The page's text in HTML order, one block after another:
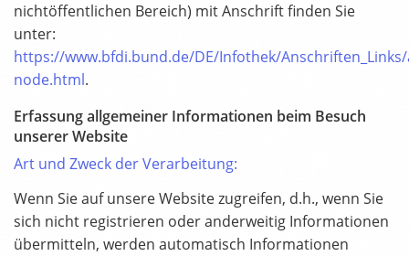
nichtöffentlichen Bereich) mit Anschrift finden Sie
unter:
https://www.bfdi.bund.de/DE/Infothek/
node.html.
Erfassung allgemeiner Informationen beim Besuch
unserer Website
Art und Zweck der Verarbeitung:
Wenn Sie auf unsere Website zugreifen, d.h., wenn Sie
sich nicht registrieren oder anderweitig Informationen
übermitteln, werden automatisch Informationen